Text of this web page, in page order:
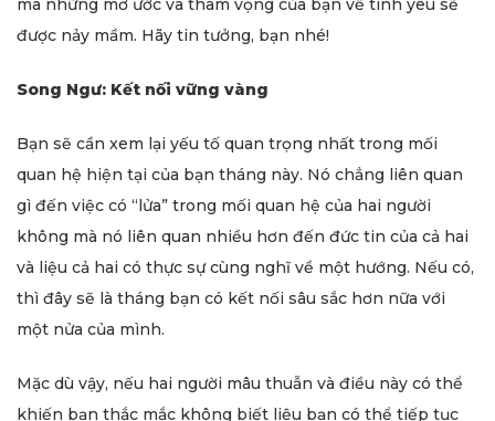
mà những mơ ước và tham vọng của bạn về tình yêu sẽ
được nảy mầm. Hãy tin tưởng, bạn nhé!
Song Ngư: Kết nối vững vàng
Bạn sẽ cần xem lại yếu tố quan trọng nhất trong mối
quan hệ hiện tại của bạn tháng này. Nó chẳng liên quan
gì đến việc có “lửa” trong mối quan hệ của hai người
không mà nó liên quan nhiều hơn đến đức tin của cả hai
và liệu cả hai có thực sự cùng nghĩ về một hướng. Nếu có,
thì đây sẽ là tháng bạn có kết nối sâu sắc hơn nữa với
một nửa của mình.
Mặc dù vậy, nếu hai người mâu thuẫn và điều này có thể
khiến bạn thắc mắc không biết liệu bạn có thể tiếp tục